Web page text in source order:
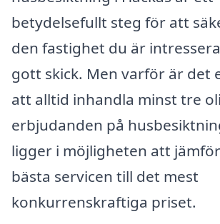
betydelsefullt steg för att
den fastighet du är
gott skick. Men varför är det
att alltid inhandla minst tre
erbjudanden på
ligger i möjligheten att
bästa servicen till det mest
konkurrenskraftiga priset.